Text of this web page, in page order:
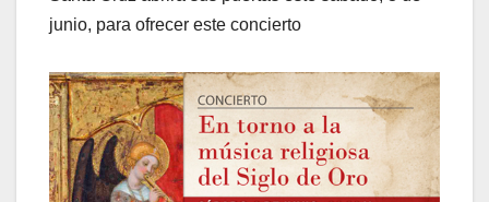
junio, para ofrecer este concierto